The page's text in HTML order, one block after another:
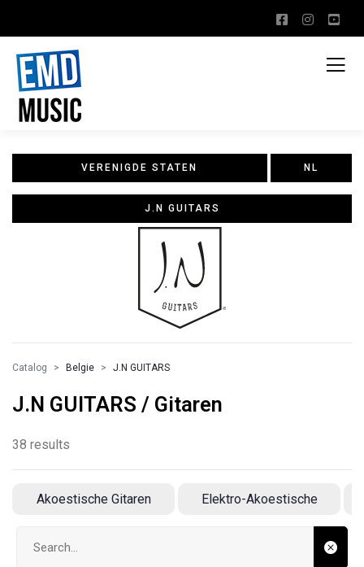
VERENIGDE STATEN NL
J.N GUITARS
Catalog Belgie J.N GUITARS
J.N GUITARS / Gitaren
38 results
Akoestische Gitaren Elektro-Akoestische